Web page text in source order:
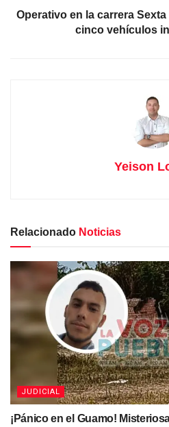
Operativo en la carrera
cinco vehículos
Yeison
Relacionado Noticias
JUDICIAL
¡Pánico en el Guamo!